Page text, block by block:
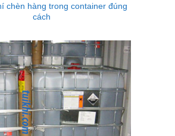
chèn hàng trong container đúng
cách